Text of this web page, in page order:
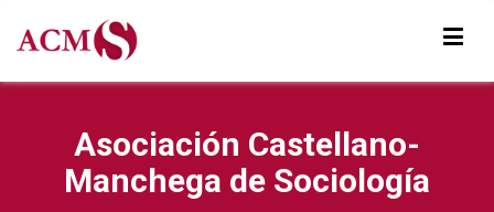
Asociación Castellano-
Manchega de Sociología